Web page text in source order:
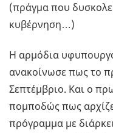
(πράγμα που
κυβέρνηση…)
Η αρμόδια
ανακοίνωσε πως το
Σεπτέμβριο. Και ο
πομποδώς πως
πρόγραμμα με